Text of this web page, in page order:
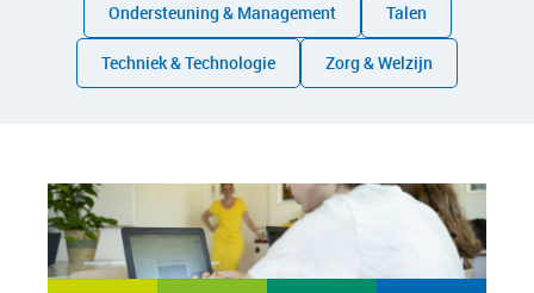
Ondersteuning & Management Talen
Techniek & Technologie Zorg & Welzijn